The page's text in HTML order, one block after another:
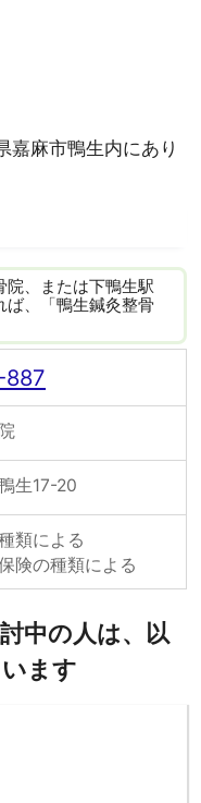
嘉麻市鴨生内にあり
院、または下鴨生駅
ば、「鴨生鍼灸整骨
生17-20
類による
険の種類による
中の人は、以
ます